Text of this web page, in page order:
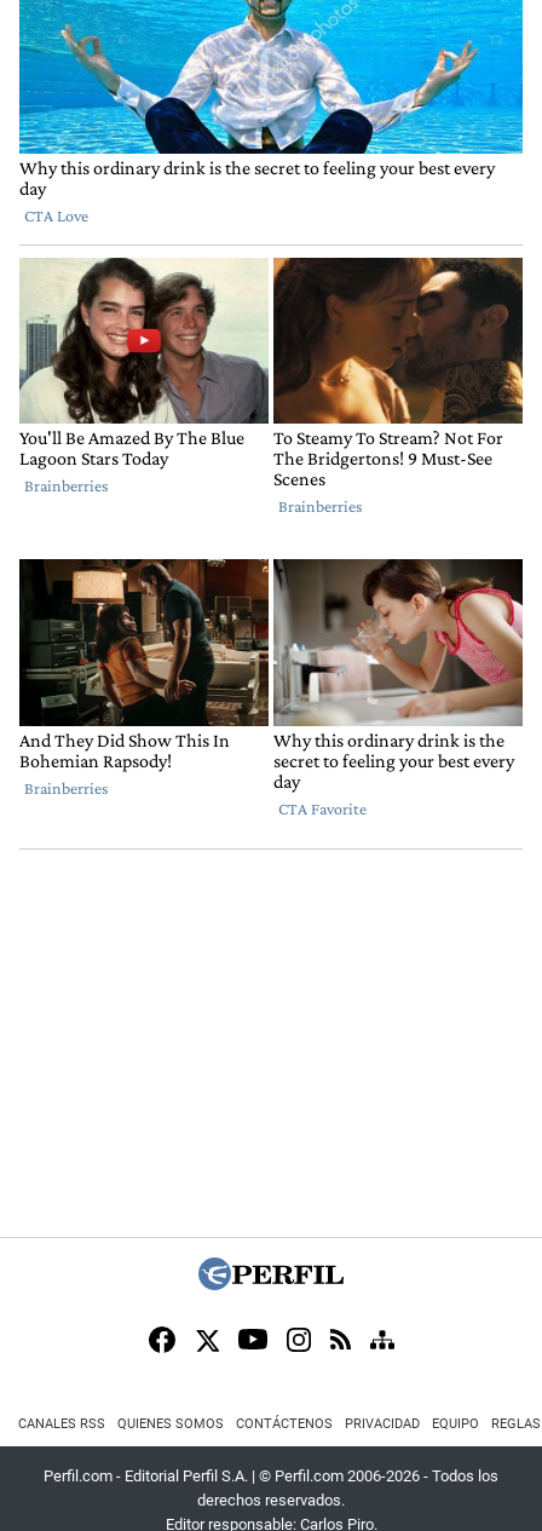
CANALES RSS QUIENES SOMOS CONTÁCTENOS PRIVACIDAD EQUIPO
Perfil.com - Editorial Perfil S.A. | © Perfil.com 2006-2026 - Todos los
derechos reservados.
Editor responsable: Carlos Piro.